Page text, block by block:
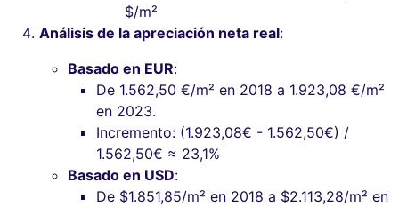
$/m²
Análisis de la apreciación neta real:
Basado en EUR:
De 1.562,50 €/m² en 2018 a 1.923,08 €/m²
en 2023.
Incremento: (1.923,08€ - 1.562,50€) /
1.562,50€ ≈ 23,1%
Basado en USD:
De $1.851,85/m² en 2018 a $2.113,28/m² en